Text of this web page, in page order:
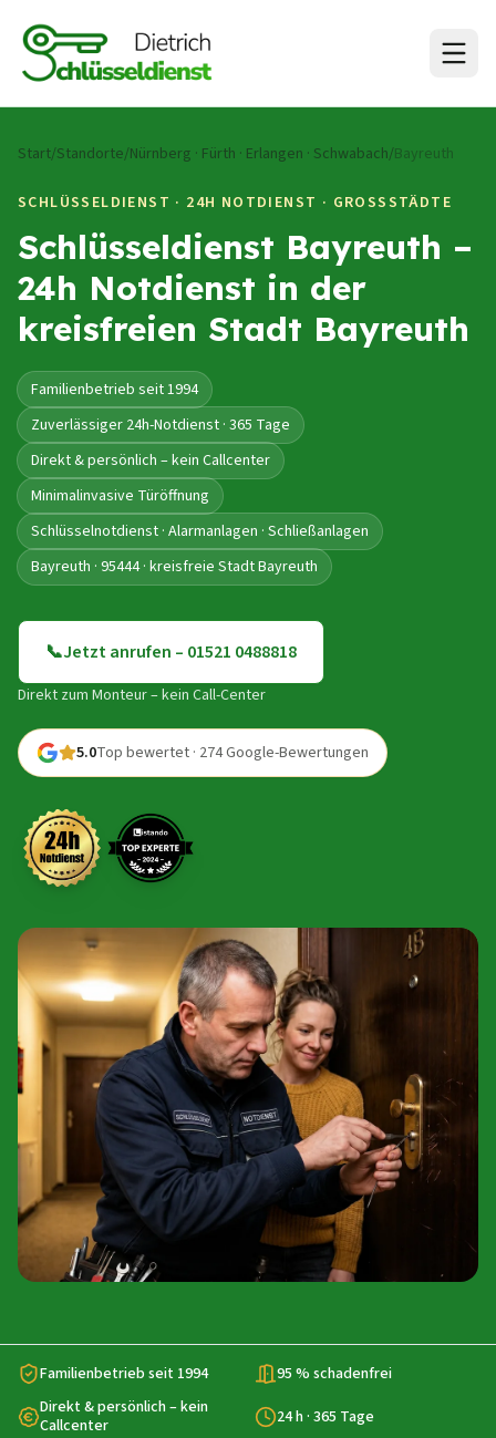
Start/Standorte/Nürnberg · Fürth · Erlangen · Schwabach/Bayreuth
SCHLÜSSELDIENST · 24H NOTDIENST · GROSSSTÄDTE
Schlüsseldienst Bayreuth –
24h Notdienst in der
kreisfreien Stadt Bayreuth
Familienbetrieb seit 1994
Zuverlässiger 24h-Notdienst · 365 Tage
Direkt & persönlich – kein Callcenter
Minimalinvasive Türöffnung
Schlüsselnotdienst · Alarmanlagen · Schließanlagen
Bayreuth · 95444 · kreisfreie Stadt Bayreuth
📞Jetzt anrufen – 01521 0488818
Direkt zum Monteur – kein Call-Center
5.0Top bewertet · 274 Google-Bewertungen
Familienbetrieb seit 1994
95 % schadenfrei
Direkt & persönlich – kein
Callcenter
24 h · 365 Tage